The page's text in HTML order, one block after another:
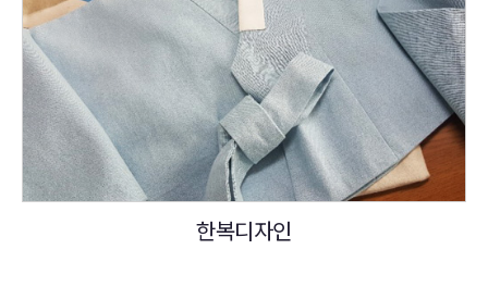
한복디자인